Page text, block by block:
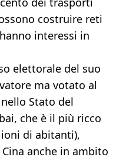
costruire reti
interessi in
elettorale del suo
ma votato al
Stato del
che è il più ricco
di abitanti),
anche in ambito